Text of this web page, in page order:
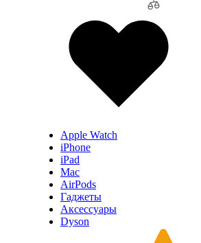
Apple Watch
iPhone
iPad
Mac
AirPods
Гаджеты
Аксессуары
Dyson